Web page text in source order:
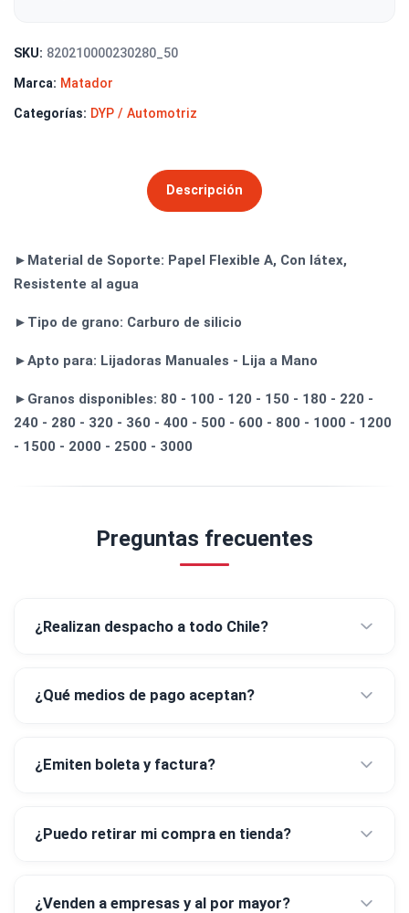
SKU: 820210000230280_50
Marca: Matador
Categorías: DYP / Automotriz
Descripción
►Material de Soporte: Papel Flexible A, Con látex,
Resistente al agua
►Tipo de grano: Carburo de silicio
►Apto para: Lijadoras Manuales - Lija a Mano
►Granos disponibles: 80 - 100 - 120 - 150 - 180 - 220 -
240 - 280 - 320 - 360 - 400 - 500 - 600 - 800 - 1000 - 1200
- 1500 - 2000 - 2500 - 3000
Preguntas frecuentes
¿Realizan despacho a todo Chile?
¿Qué medios de pago aceptan?
¿Emiten boleta y factura?
¿Puedo retirar mi compra en tienda?
¿Venden a empresas y al por mayor?